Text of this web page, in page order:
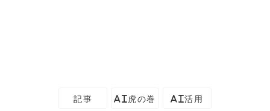
記事 AI虎の巻 AI活用